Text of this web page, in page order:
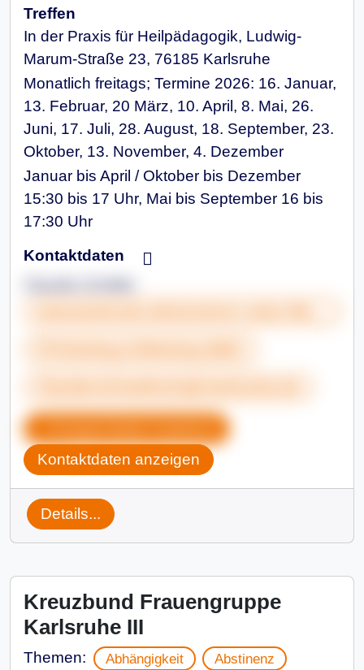
Treffen
In der Praxis für Heilpädagogik, Ludwig-
Marum-Straße 23, 76185 Karlsruhe
Monatlich freitags; Termine 2026: 16. Januar,
13. Februar, 20 März, 10. April, 8. Mai, 26.
Juni, 17. Juli, 28. August, 18. September, 23.
Oktober, 13. November, 4. Dezember
Januar bis April / Oktober bis Dezember
15:30 bis 17 Uhr, Mai bis September 16 bis
17:30 Uhr
Kontaktdaten
Kontaktdaten anzeigen
Details...
Kreuzbund Frauengruppe
Karlsruhe III
Themen: Abhängigkeit
Abstinenz